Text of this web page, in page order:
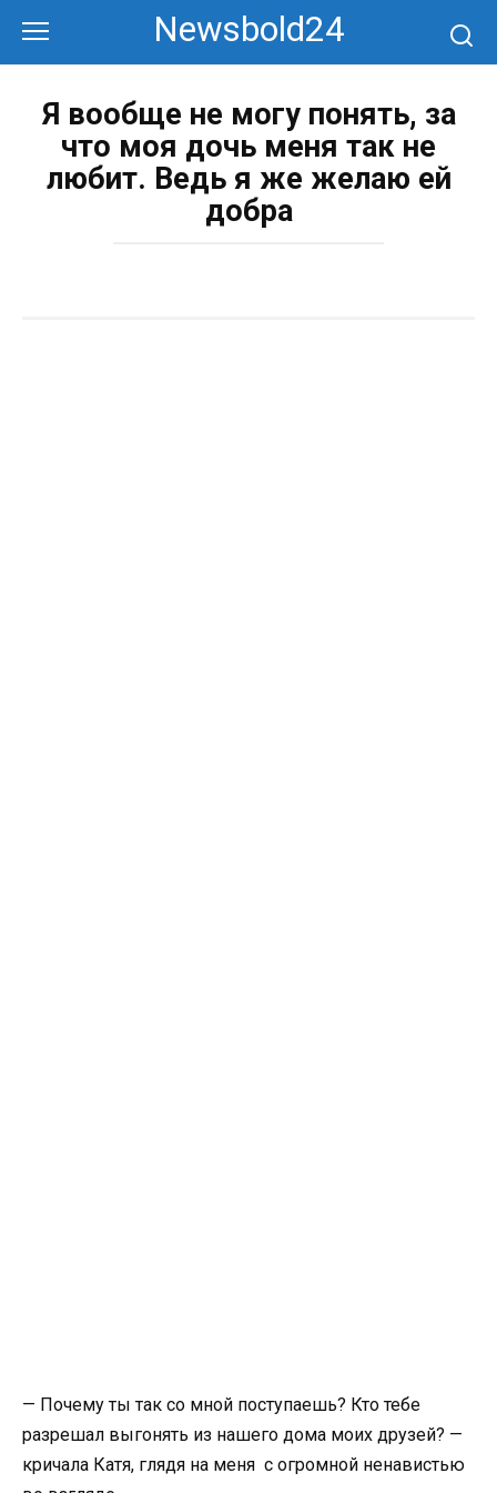
контенту
Newsbold24
Я вообще не могу понять, за
что моя дочь меня так не
любит. Ведь я же желаю ей
добра
— Почему ты так со мной поступаешь? Кто тебе
разрешал выгонять из нашего дома моих друзей? —
кричала Катя, глядя на меня с огромной ненавистью